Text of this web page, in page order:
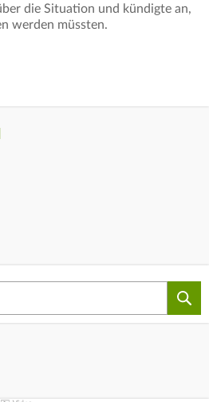
die Situation und kündigte an,
werden müssten.